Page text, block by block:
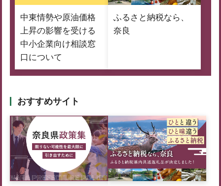
中東情勢や原油価格
上昇の影響を受ける
中小企業向け相談窓
口について
ふるさと納税なら、
奈良
おすすめサイト